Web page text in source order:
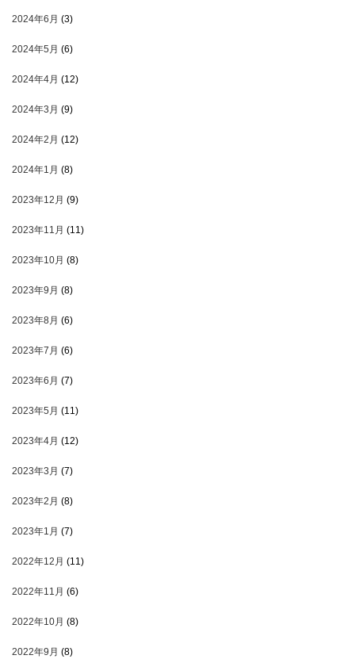
2024年6月 (3)
2024年5月 (6)
2024年4月 (12)
2024年3月 (9)
2024年2月 (12)
2024年1月 (8)
2023年12月 (9)
2023年11月 (11)
2023年10月 (8)
2023年9月 (8)
2023年8月 (6)
2023年7月 (6)
2023年6月 (7)
2023年5月 (11)
2023年4月 (12)
2023年3月 (7)
2023年2月 (8)
2023年1月 (7)
2022年12月 (11)
2022年11月 (6)
2022年10月 (8)
2022年9月 (8)